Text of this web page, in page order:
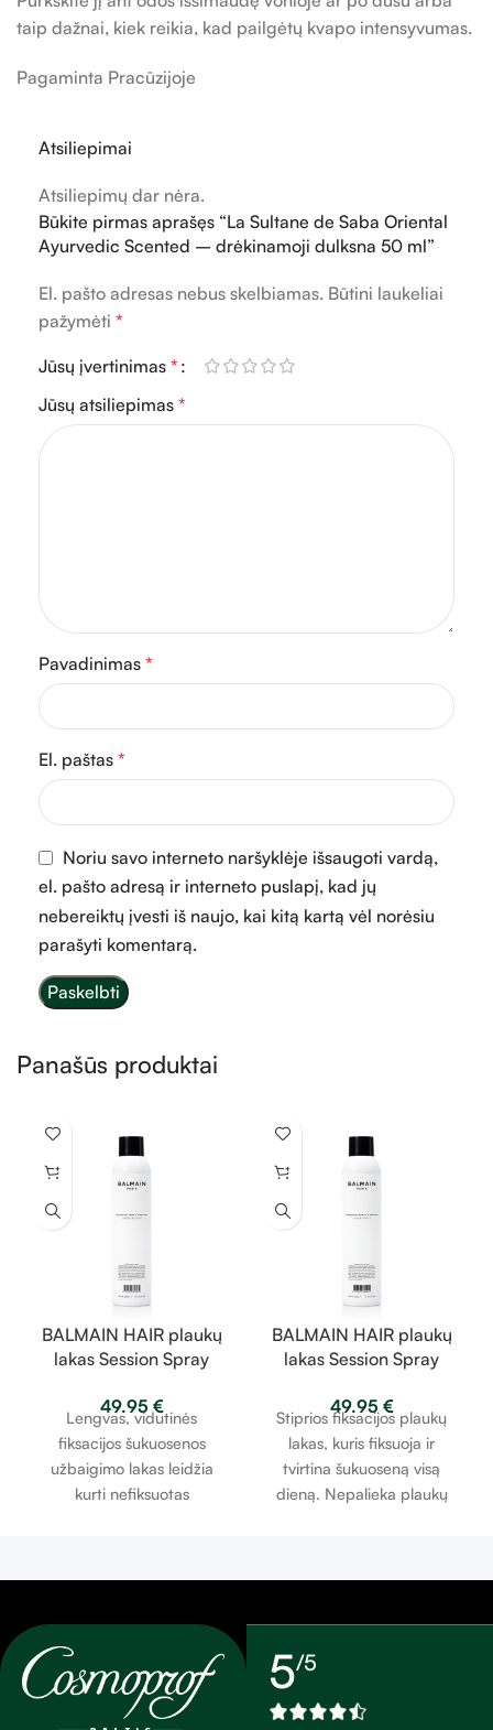
taip dažnai, kiek reikia, kad pailgėtų kvapo intensyvumas.
Pagaminta Pracūzijoje
Atsiliepimai
Atsiliepimų dar nėra.
Būkite pirmas aprašęs “La Sultane de Saba Oriental
Ayurvedic Scented – drėkinamoji dulksna 50 ml”
El. pašto adresas nebus skelbiamas. Būtini laukeliai
pažymėti *
Jūsų įvertinimas *
Jūsų atsiliepimas *
Pavadinimas *
El. paštas *
Noriu savo interneto naršyklėje išsaugoti vardą,
el. pašto adresą ir interneto puslapį, kad jų
nebereiktų įvesti iš naujo, kai kitą kartą vėl norėsiu
parašyti komentarą.
Panašūs produktai
BALMAIN HAIR plaukų
lakas Session Spray
49.95€
Lengvas, vidutinės
fiksacijos šukuosenos
užbaigimo lakas leidžia
kurti nefiksuotas
fiksaciją. Purškiamas lakas
yra atsparus drėgmei,
lengvai iššukuojamas ir turi
apsaugą nuo UV spindulių.
Šilko proteinas ir argano
BALMAIN HAIR plaukų
lakas Session Spray
49.95 €
Stiprios fiksacijos plaukų
lakas, kuris fiksuoja ir
tvirtina šukuoseną visą
dieną. Nepalieka plaukų
apimties. Su apsauga nuo
ir argano aliejus palaiko
optimalų drėgmės lygį
plaukuose, atkuria ir
5/5